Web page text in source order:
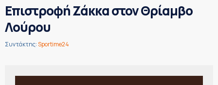
Επιστροφή Ζάκκα στον Θρίαμβο
Λούρου
Συντάκτης:Sportime24